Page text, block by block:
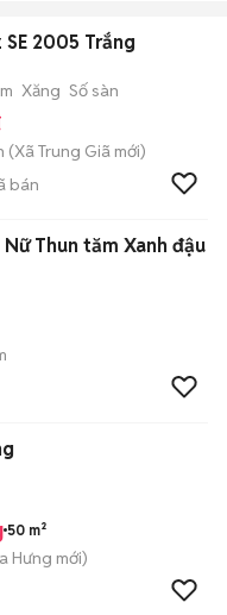
2005 Trắng
Xăng Số sàn
(Xã Trung Giã mới)
bán
Thun tăm Xanh đậu
50 m²
Hưng mới)